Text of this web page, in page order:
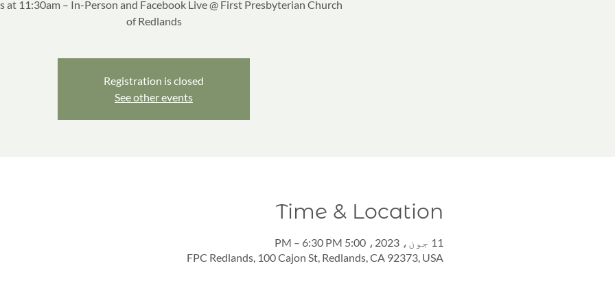
at 11:30am – In-Person and Facebook Live @ First Presbyterian Church
of Redlands
Registration is closed
See other events
Time & Location
11 جون، 2023، 5:00 PM – 6:30 PM
FPC Redlands, 100 Cajon St, Redlands, CA 92373, USA